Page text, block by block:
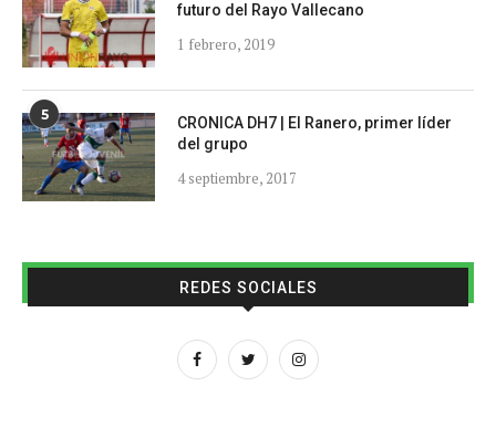
futuro del Rayo Vallecano
1 febrero, 2019
5
CRONICA DH7 | El Ranero, primer líder
del grupo
4 septiembre, 2017
REDES SOCIALES